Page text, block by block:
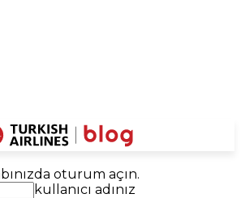
oturum açın.
kullanıcı adınız